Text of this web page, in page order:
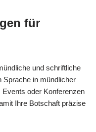
für
und schriftliche
Sprache in mündlicher
oder Konferenzen
Ihre Botschaft präzise